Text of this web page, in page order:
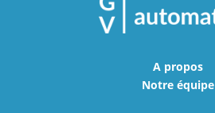
A propos
Notre équipe